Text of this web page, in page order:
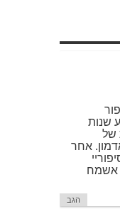
שנות
של
אחר
אשמח
הגב